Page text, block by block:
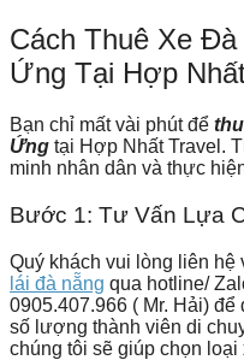
Cách Thuê Xe
Ứng Tại Hợp
Bạn chỉ mất vài phút để
Ứng tại Hợp Nhất Travel.
minh nhân dân và thực
Bước 1: Tư Vấn Lựa
Quý khách vui lòng liên
lái đà nẵng qua hotline/
0905.407.966 ( Mr. Hải)
số lượng thành viên di
chúng tôi sẽ giúp chọn